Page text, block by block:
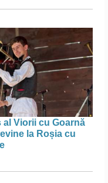
Viorii cu Goarnă
la Roșia cu